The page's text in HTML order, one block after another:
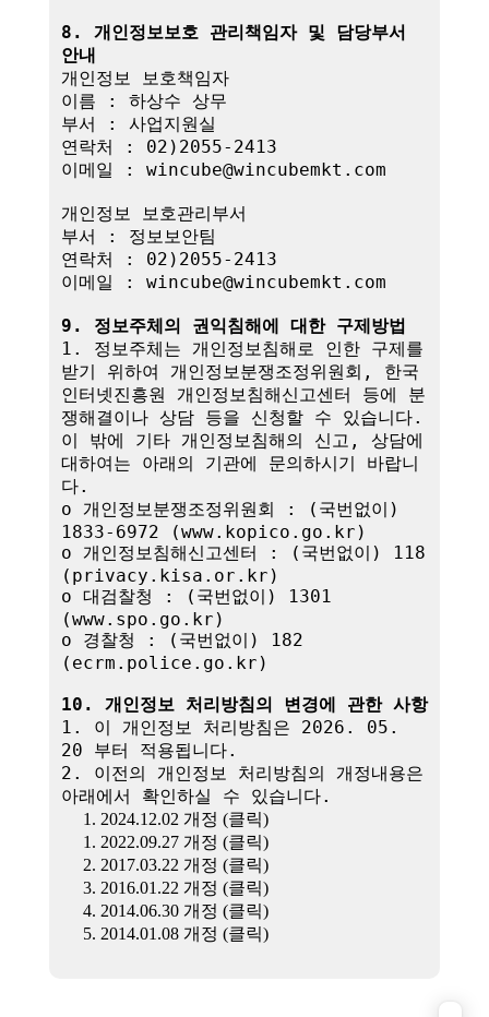
8. 개인정보보호 관리책임자 및 담당부서
안내
개인정보 보호책임자
이름 : 하상수 상무
부서 : 사업지원실
연락처 : 02)2055-2413
이메일 : wincube@wincubemkt.com
개인정보 보호관리부서
부서 : 정보보안팀
연락처 : 02)2055-2413
이메일 : wincube@wincubemkt.com
9. 정보주체의 권익침해에 대한 구제방법
1. 정보주체는 개인정보침해로 인한 구제를
받기 위하여 개인정보분쟁조정위원회, 한국
인터넷진흥원 개인정보침해신고센터 등에 분
쟁해결이나 상담 등을 신청할 수 있습니다.
이 밖에 기타 개인정보침해의 신고, 상담에
대하여는 아래의 기관에 문의하시기 바랍니
다.
o 개인정보분쟁조정위원회 : (국번없이)
1833-6972 (www.kopico.go.kr)
o 개인정보침해신고센터 : (국번없이) 118
(privacy.kisa.or.kr)
o 대검찰청 : (국번없이) 1301
(www.spo.go.kr)
o 경찰청 : (국번없이) 182
(ecrm.police.go.kr)
10. 개인정보 처리방침의 변경에 관한 사항
1. 이 개인정보 처리방침은 2026. 05.
20 부터 적용됩니다.
2. 이전의 개인정보 처리방침의 개정내용은
아래에서 확인하실 수 있습니다.
1. 2024.12.02 개정 (클릭)
1. 2022.09.27 개정 (클릭)
2. 2017.03.22 개정 (클릭)
3. 2016.01.22 개정 (클릭)
4. 2014.06.30 개정 (클릭)
5. 2014.01.08 개정 (클릭)